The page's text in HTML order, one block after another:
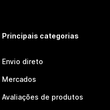
Principais categorias
Envio direto
Mercados
Avaliações de produtos